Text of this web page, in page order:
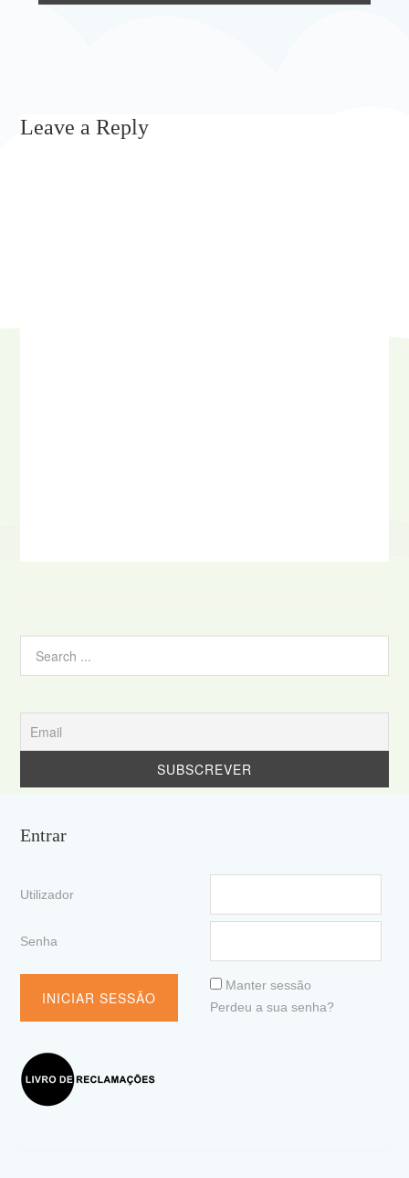
Leave a Reply
Entrar
Utilizador
Senha
Manter sessão
Perdeu a sua senha?